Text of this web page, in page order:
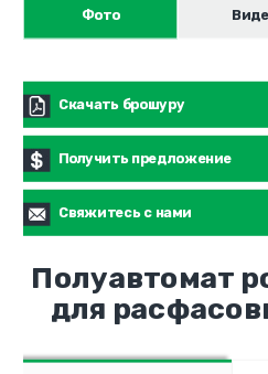
Фото
Скачать брошуру
Получить предложение
Свяжитесь с нами
Полуавтомат
для